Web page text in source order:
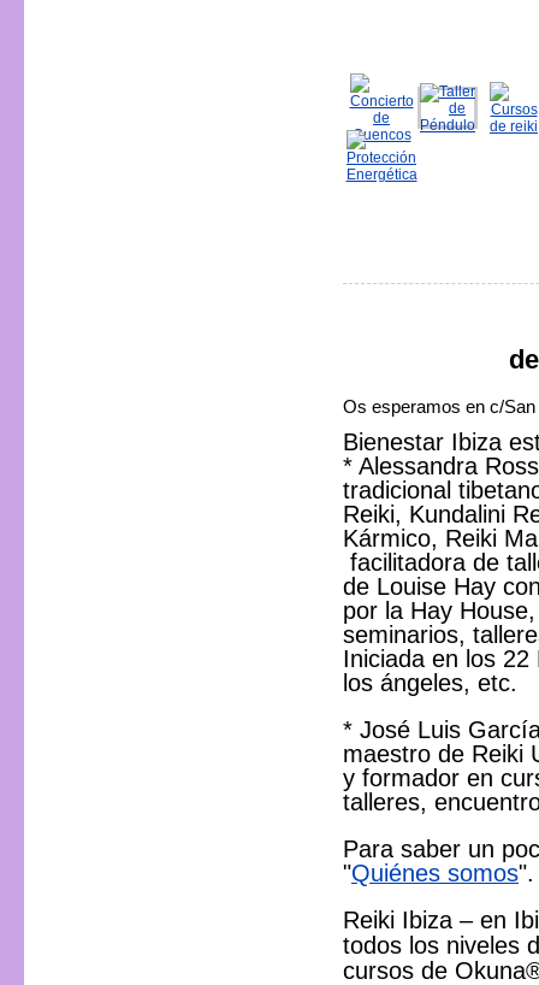
Os esperamos en c/San
Bienestar Ibiza
* Alessandra
tradicional
Reiki, Kundalini
Kármico, Reiki
facilitadora de
de Louise Hay
por la Hay
seminarios,
Iniciada en los
los ángeles, etc.
* José Luis
maestro de Reiki
y formador en
talleres,
Para saber un
"Quiénes somos
Reiki Ibiza – en
todos los niveles
cursos de